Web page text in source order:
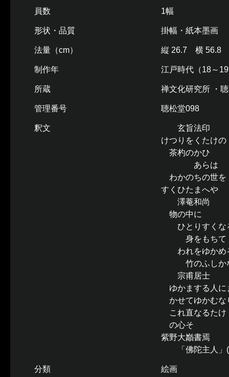
員数 1幅
形状・品質 掛幅・紙本墨画
法量（cm） 縦 26.7 横 56.8
制作年 江戸時代（18～
所蔵 禅文化研究所 ・
管理番号 聴松堂098
釈文
玄旨法印
けつりをくたけの
茶杓のかひ
あらは
わかのちの世を
すくひたまへや
澤菴和尚
物の中に
ひとりすくな
身をもちて
われをゆかめ
竹のふしか
宗甫居士
ゆかまする人に
かせてゆかむな
これ直なるたけ
の心そ
紫野大巓書焉
「佛陀主人」(
分類 絵画